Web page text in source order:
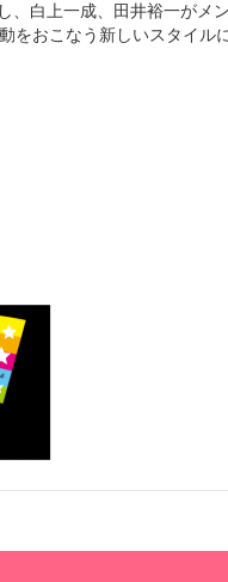
白上一成、田井裕一がメン
をおこなう新しいスタイル